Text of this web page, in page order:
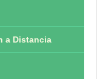
a Distancia